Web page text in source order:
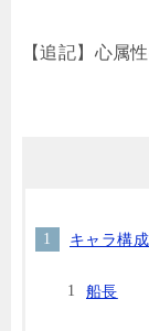
【追記】心属
キャラ構
船長